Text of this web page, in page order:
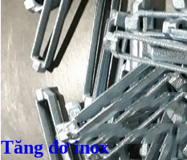
Tăng đơ inox